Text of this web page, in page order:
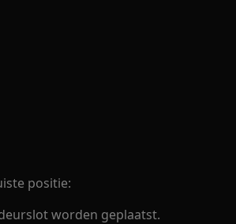
positie:
worden geplaatst.